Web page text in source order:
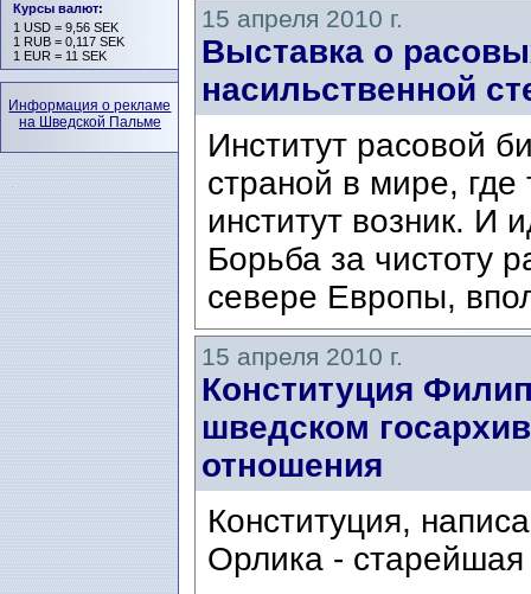
15 апреля 2010 г.
Выставка о
насильственной
Институт расовой
страной в мире, где
институт возник. И
Борьба за чистоту
севере Европы,
15 апреля 2010 г.
Конституция
шведском
отношения
Конституция,
Орлика -
Курсы валют:
1 USD = 9,56 SEK
1 RUB = 0,117 SEK
1 EUR = 11 SEK
Информация о рекламе
на Шведской Пальме